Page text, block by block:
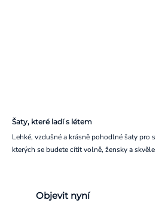
Šaty, které ladí s létem
Lehké, vzdušné a krásně pohodlné šaty pro
kterých se budete cítit volně, žensky a skvěle
Objevit nyní